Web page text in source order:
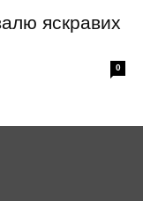
яскравих
0